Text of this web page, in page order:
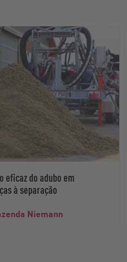
eficaz do adubo em
à separação
Niemann